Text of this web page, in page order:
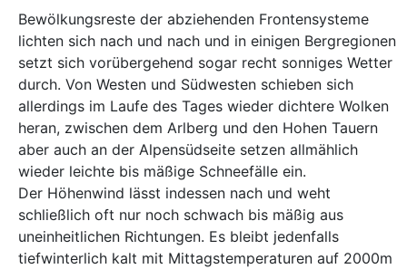
Bewölkungsreste der abziehenden Frontensysteme
lichten sich nach und nach und in einigen Bergregionen
setzt sich vorübergehend sogar recht sonniges Wetter
durch. Von Westen und Südwesten schieben sich
allerdings im Laufe des Tages wieder dichtere Wolken
heran, zwischen dem Arlberg und den Hohen Tauern
aber auch an der Alpensüdseite setzen allmählich
wieder leichte bis mäßige Schneefälle ein.
Der Höhenwind lässt indessen nach und weht
schließlich oft nur noch schwach bis mäßig aus
uneinheitlichen Richtungen. Es bleibt jedenfalls
tiefwinterlich kalt mit Mittagstemperaturen auf 2000m